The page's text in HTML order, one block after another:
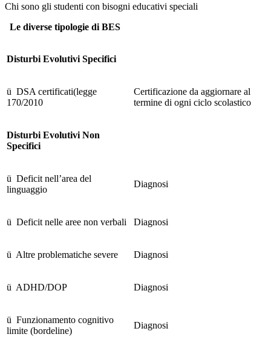
Chi sono gli studenti con bisogni educativi speciali
Le diverse tipologie di BES
Disturbi Evolutivi Specifici
ü DSA certificati(legge
170/2010
Certificazione da aggiornare al
termine di ogni ciclo scolastico
Disturbi Evolutivi Non
Specifici
ü Deficit nell’area del
linguaggio
Diagnosi
ü Deficit nelle aree non verbali Diagnosi
ü Altre problematiche severe Diagnosi
ü ADHD/DOP Diagnosi
ü Funzionamento cognitivo
limite (bordeline)
Diagnosi